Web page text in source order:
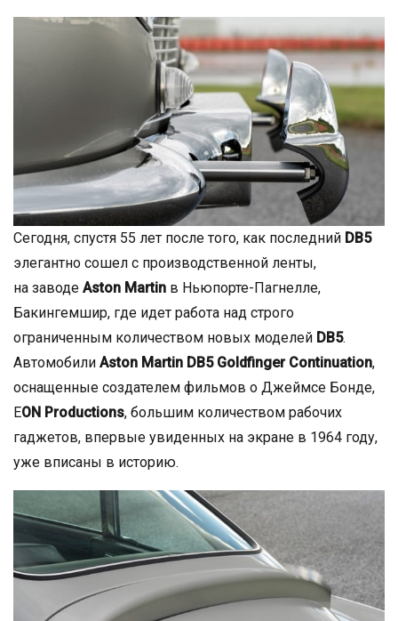
Сегодня, спустя 55 лет после того, как последний DB5
элегантно сошел с производственной ленты,
на заводе Aston Martin в Ньюпорте-Пагнелле,
Бакингемшир, где идет работа над строго
ограниченным количеством новых моделей DB5.
Автомобили Aston Martin DB5 Goldfinger Continuation,
оснащенные создателем фильмов о Джеймсе Бонде,
EON Productions, большим количеством рабочих
гаджетов, впервые увиденных на экране в 1964 году,
уже вписаны в историю.